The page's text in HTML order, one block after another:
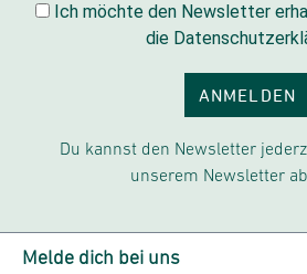
Ich möchte den Newsletter
die
ANMELDEN
Du kannst den Newsletter
unserem Newsletter
Melde dich bei uns